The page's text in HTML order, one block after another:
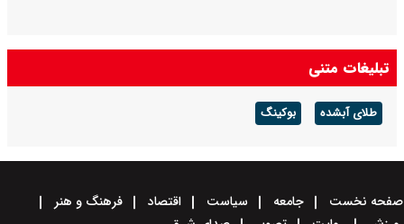
تبلیغات متنی
طلای آبشده بوکینگ
صفحه نخست جامعه سیاست اقتصاد
فرهنگ و هنر